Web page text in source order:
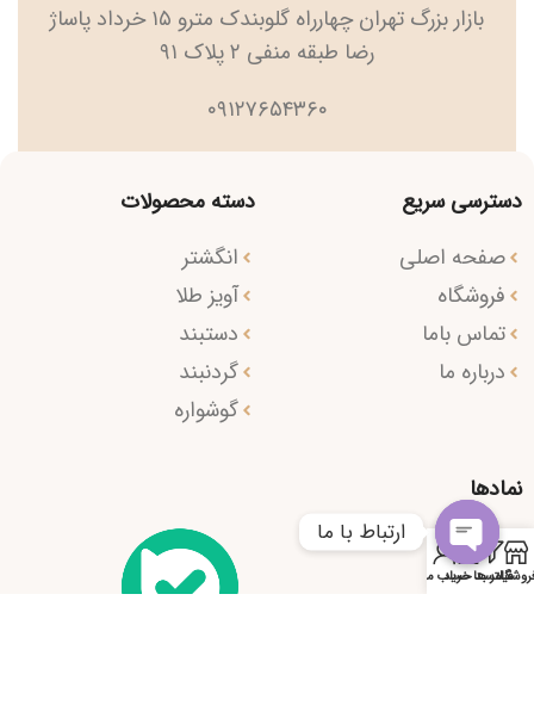
بازار بزرگ تهران چهارراه گلوبندک مترو ۱۵ خرداد پاساژ
رضا طبقه منفی ۲ پلاک ۹۱
۰۹۱۲۷۶۵۴۳۶۰
دسترسی سریع
صفحه اصلی
فروشگاه
تماس باما
درباره ما
دسته محصولات
انگشتر
آویز طلا
دستبند
گردنبند
گوشواره
نمادها
فیلتر ها
0
سبد خرید
حساب من
ارتباط با ما
Open